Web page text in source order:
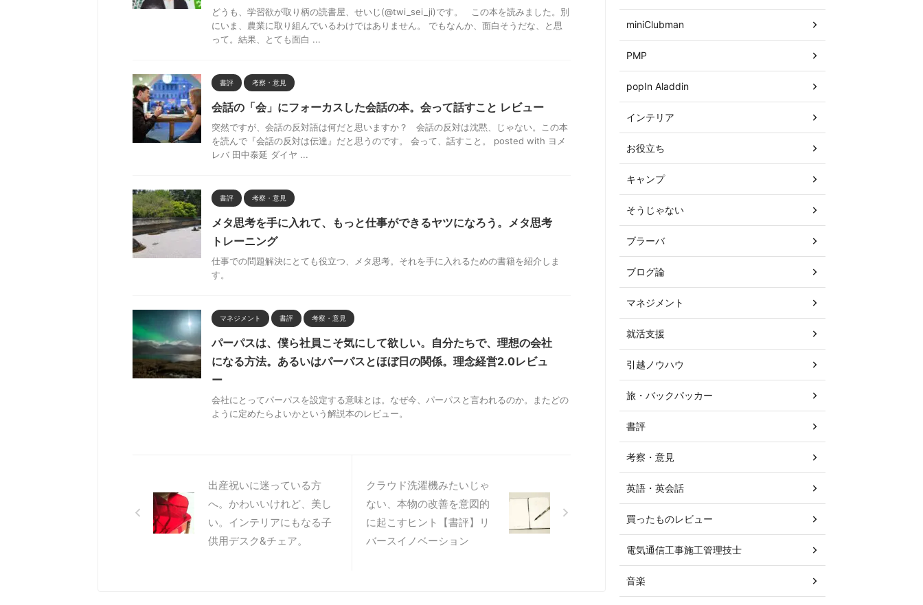
どうも、学習欲が取り柄の読書屋、せいじ(@twi_sei_ji)です。 この本を読みました。別
にいま、農業に取り組んでいるわけではありません。 でもなんか、面白そうだな、と思
って。結果、とても面白 ...
書評 考察・意見
会話の「会」にフォーカスした会話の本。会って話すこと レビュー
突然ですが、会話の反対語は何だと思いますか？ 会話の反対は沈黙、じゃない。この本
を読んで『会話の反対は伝達』だと思うのです。 会って、話すこと。 posted with ヨメ
レバ 田中泰延 ダイヤ ...
書評 考察・意見
メタ思考を手に入れて、もっと仕事ができるヤツになろう。メタ思考
トレーニング
仕事での問題解決にとても役立つ、メタ思考。それを手に入れるための書籍を紹介しま
す。
マネジメント 書評 考察・意見
パーパスは、僕ら社員こそ気にして欲しい。自分たちで、理想の会社
になる方法。あるいはパーパスとほぼ日の関係。理念経営2.0レビュ
ー
会社にとってパーパスを設定する意味とは。なぜ今、パーパスと言われるのか。またどの
ように定めたらよいかという解説本のレビュー。
出産祝いに迷っている方
へ。かわいいけれど、美し
い。インテリアにもなる子
供用デスク&チェア。
クラウド洗濯機みたいじゃ
ない、本物の改善を意図的
に起こすヒント【書評】リ
バースイノベーション
miniClubman
PMP
popIn Aladdin
インテリア
お役立ち
キャンプ
そうじゃない
ブラーバ
ブログ論
マネジメント
就活支援
引越ノウハウ
旅・バックパッカー
書評
考察・意見
英語・英会話
買ったものレビュー
電気通信工事施工管理技士
音楽